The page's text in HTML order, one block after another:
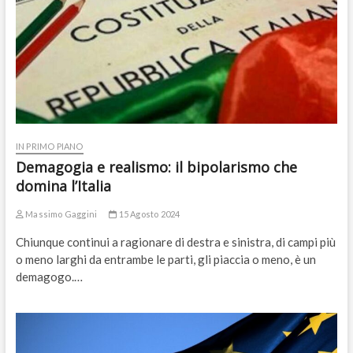
IN PRIMO PIANO
Demagogia e realismo: il bipolarismo che
domina l’Italia
Massimo Gaggini 15 Agosto 2024
Chiunque continui a ragionare di destra e sinistra, di campi più
o meno larghi da entrambe le parti, gli piaccia o meno, è un
demagogo.…